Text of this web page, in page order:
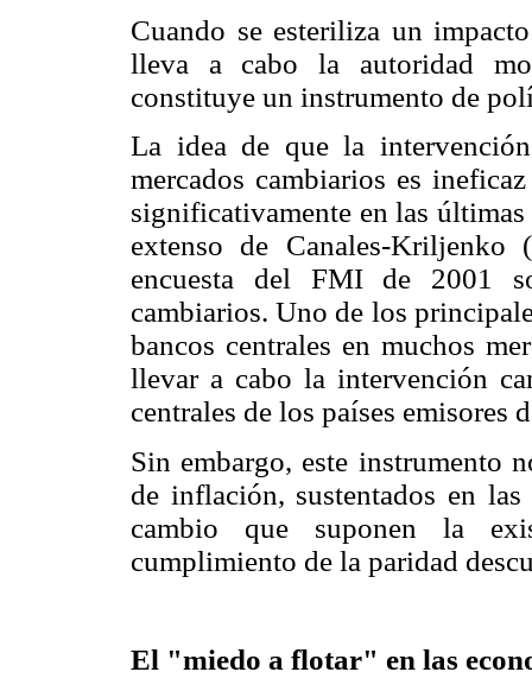
Cuando se esteriliza un
lleva a cabo la autoridad
constituye un instrumento de
La idea de que la
mercados cambiarios es
significativamente en las
extenso de Canales-
encuesta del FMI de 2001
cambiarios. Uno de los
bancos centrales en muchos
llevar a cabo la intervención
centrales de los países emisores
Sin embargo, este instrumento
de inflación, sustentados en
cambio que suponen la
cumplimiento de la paridad
El "miedo a flotar" en las